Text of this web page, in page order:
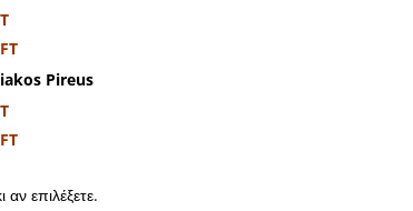
Pireus
αν επιλέξετε.